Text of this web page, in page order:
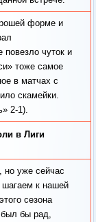
форме и
чуток и
тоже самое
в матчах с
скамейки.
2-1).
в Лиги
но уже сейчас
к нашей
сезона
бы рад,